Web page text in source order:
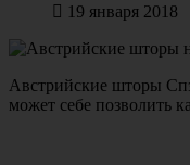
19 января 2018
Австрийские шторы
может себе позволить